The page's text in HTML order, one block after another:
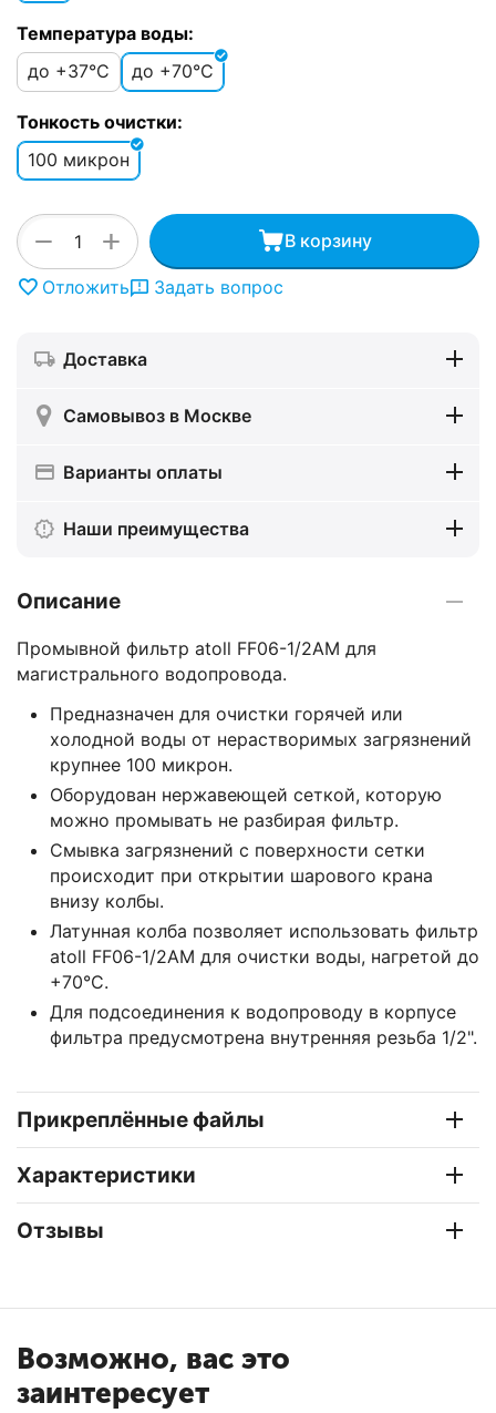
Температура воды:
до +37°C
до +70°C
Тонкость очистки:
100 микрон
+
− В корзину
Отложить Задать вопрос
Доставка
Самовывоз в Москве
Варианты оплаты
Наши преимущества
Описание
Промывной фильтр atoll FF06-1/2AM для
магистрального водопровода.
Предназначен для очистки горячей или
холодной воды от нерастворимых загрязнений
крупнее 100 микрон.
Оборудован нержавеющей сеткой, которую
можно промывать не разбирая фильтр.
Смывка загрязнений с поверхности сетки
происходит при открытии шарового крана
внизу колбы.
Латунная колба позволяет использовать фильтр
atoll FF06-1/2AM для очистки воды, нагретой до
+70°C.
Для подсоединения к водопроводу в корпусе
фильтра предусмотрена внутренняя резьба 1/2".
Прикреплённые файлы
Характеристики
Отзывы
Возможно, вас это
заинтересует